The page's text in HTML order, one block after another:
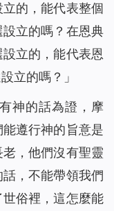
的，能代表整個
立的嗎？在恩典
立的，能代表恩
立的嗎？」
神的話為證，摩
遵行神的旨意是
，他們沒有聖靈
，不能帶領我們
俗裡，這怎麼能